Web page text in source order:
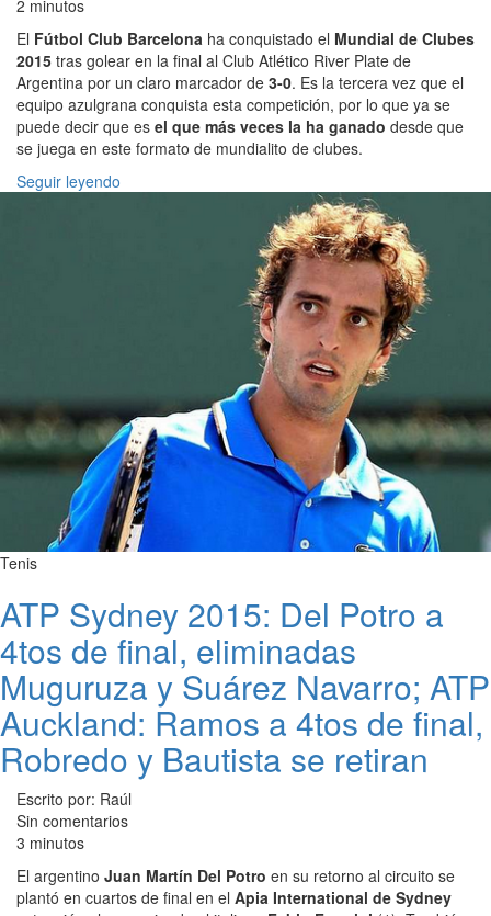
2 minutos
El Fútbol Club Barcelona ha conquistado el Mundial de Clubes
2015 tras golear en la final al Club Atlético River Plate de
Argentina por un claro marcador de 3-0. Es la tercera vez que el
equipo azulgrana conquista esta competición, por lo que ya se
puede decir que es el que más veces la ha ganado desde que
se juega en este formato de mundialito de clubes.
Seguir leyendo
Tenis
ATP Sydney 2015: Del Potro a
4tos de final, eliminadas
Muguruza y Suárez Navarro; ATP
Auckland: Ramos a 4tos de final,
Robredo y Bautista se retiran
Escrito por: Raúl
Sin comentarios
3 minutos
El argentino Juan Martín Del Potro en su retorno al circuito se
plantó en cuartos de final en el Apia International de Sydney